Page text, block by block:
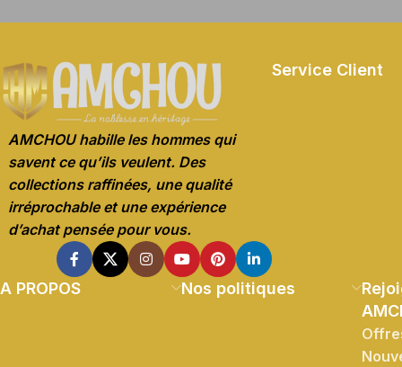
AMCHOU habille les hommes qui
savent ce qu’ils veulent. Des
collections raffinées, une qualité
irréprochable et une expérience
d’achat pensée pour vous.
Service Client
A PROPOS Nos politiques